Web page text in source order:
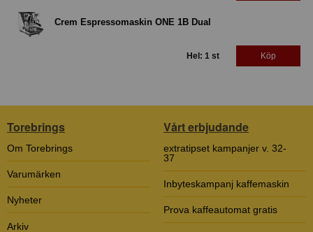
Crem Espressomaskin ONE 1B Dual
Hel: 1 st Köp
Torebrings
Om Torebrings
Varumärken
Nyheter
Arkiv
Vårt erbjudande
extratipset kampanjer v. 32-
37
Inbyteskampanj kaffemaskin
Prova kaffeautomat gratis